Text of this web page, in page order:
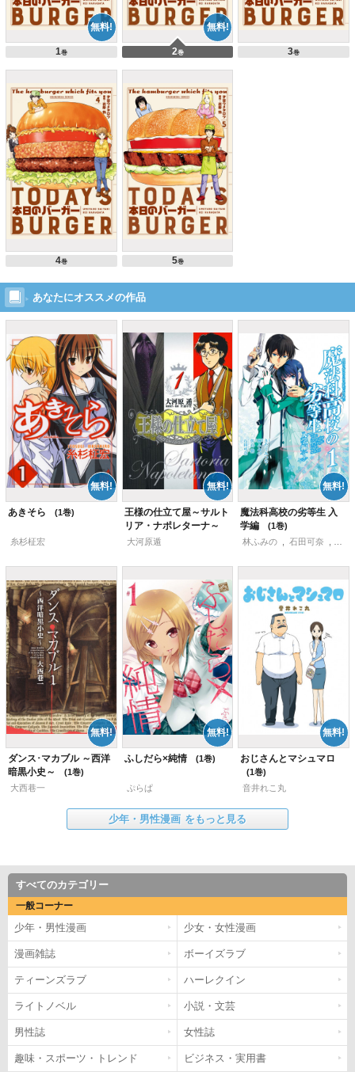
1巻 2巻 3巻
4巻 5巻
あなたにオススメの作品
あきそら 1
糸杉柾宏
王様の仕立て屋～サルト
リア・ナポレターナ～
1
大河原遁
魔法科高校の劣等生 入
学編
1
林ふみの
石田可奈
ダンス･マカブル ～西洋
暗黒小史～
1
大西巷一
ふしだら×純情 1
ぷらぱ
おじさんとマシュマロ
1
音井れこ丸
少年・男性漫画 をもっと見る
すべてのカテゴリー
一般コーナー
少年・男性漫画 少女・女性漫画
漫画雑誌 ボーイズラブ
ティーンズラブ ハーレクイン
ライトノベル 小説・文芸
男性誌 女性誌
趣味・スポーツ・トレンド ビジネス・実用書